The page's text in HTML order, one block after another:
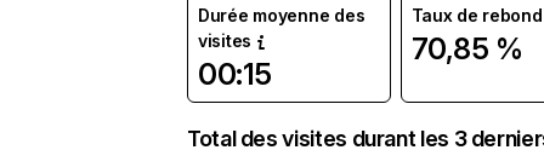
Durée moyenne des
visites
00:15
Taux de rebond
70,85 %
Total des visites durant les 3